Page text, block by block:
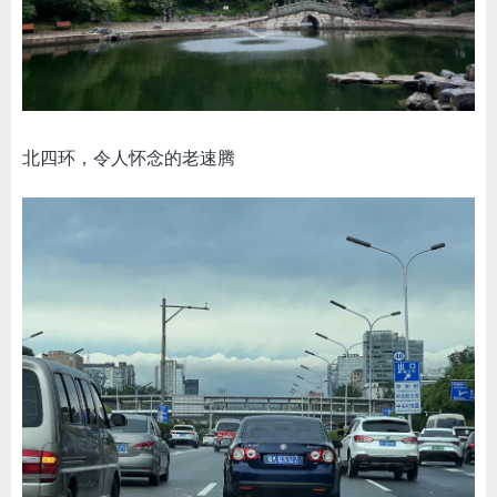
北四环，令人怀念的老速腾